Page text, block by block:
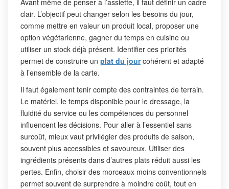
clair. L’objectif peut changer selon les besoins du jour,
comme mettre en valeur un produit local, proposer une
option végétarienne, gagner du temps en cuisine ou
utiliser un stock déjà présent. Identifier ces priorités
permet de construire un plat du jourcohérent et adapté
à l’ensemble de la carte.
Il faut également tenir compte des contraintes de terrain.
Le matériel, le temps disponible pour le dressage, la
fluidité du service ou les compétences du personnel
influencent les décisions. Pour aller à l’essentiel sans
surcoût, mieux vaut privilégier des produits de saison,
souvent plus accessibles et savoureux. Utiliser des
ingrédients présents dans d’autres plats réduit aussi les
pertes. Enfin, choisir des morceaux moins conventionnels
permet souvent de surprendre à moindre coût, tout en